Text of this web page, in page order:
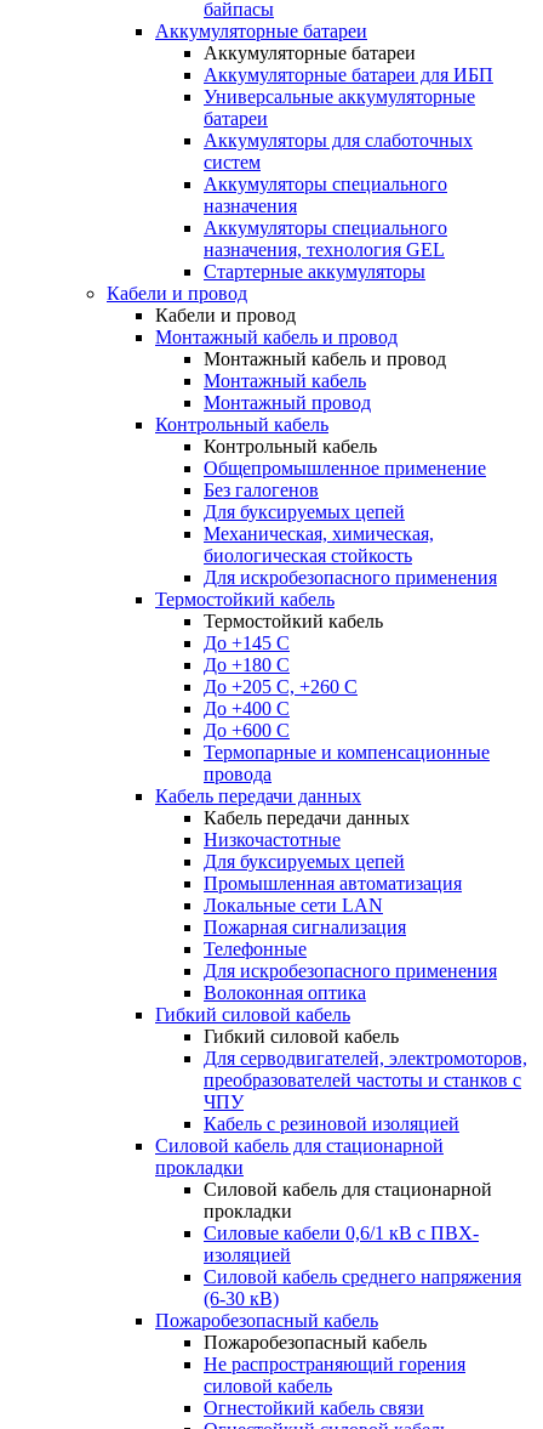
байпасы
Аккумуляторные батареи
Аккумуляторные батареи
Аккумуляторные батареи для ИБП
Универсальные аккумуляторные
батареи
Аккумуляторы для слаботочных
систем
Аккумуляторы специального
назначения
Аккумуляторы специального
назначения, технология GEL
Стартерные аккумуляторы
Кабели и провод
Кабели и провод
Монтажный кабель и провод
Монтажный кабель и провод
Монтажный кабель
Монтажный провод
Контрольный кабель
Контрольный кабель
Общепромышленное применение
Без галогенов
Для буксируемых цепей
Механическая, химическая,
биологическая стойкость
Для искробезопасного применения
Термостойкий кабель
Термостойкий кабель
До +145 С
До +180 C
До +205 С, +260 С
До +400 C
До +600 С
Термопарные и компенсационные
провода
Кабель передачи данных
Кабель передачи данных
Низкочастотные
Для буксируемых цепей
Промышленная автоматизация
Локальные сети LAN
Пожарная сигнализация
Телефонные
Для искробезопасного применения
Волоконная оптика
Гибкий силовой кабель
Гибкий силовой кабель
Для серводвигателей, электромоторов,
преобразователей частоты и станков с
ЧПУ
Кабель с резиновой изоляцией
Силовой кабель для стационарной
прокладки
Силовой кабель для стационарной
прокладки
Силовые кабели 0,6/1 кВ с ПВХ-
изоляцией
Силовой кабель среднего напряжения
(6-30 кВ)
Пожаробезопасный кабель
Пожаробезопасный кабель
Не распространяющий горения
силовой кабель
Огнестойкий кабель связи